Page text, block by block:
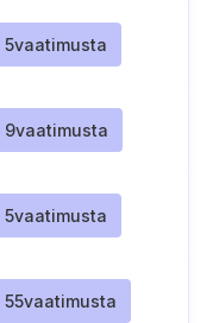
5vaatimusta
9vaatimusta
5vaatimusta
55vaatimusta